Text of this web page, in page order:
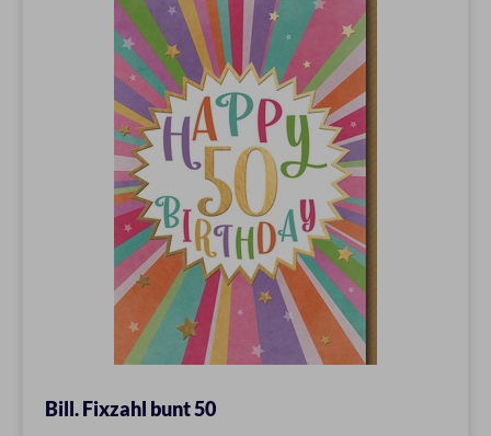
Bill. Fixzahl bunt 50